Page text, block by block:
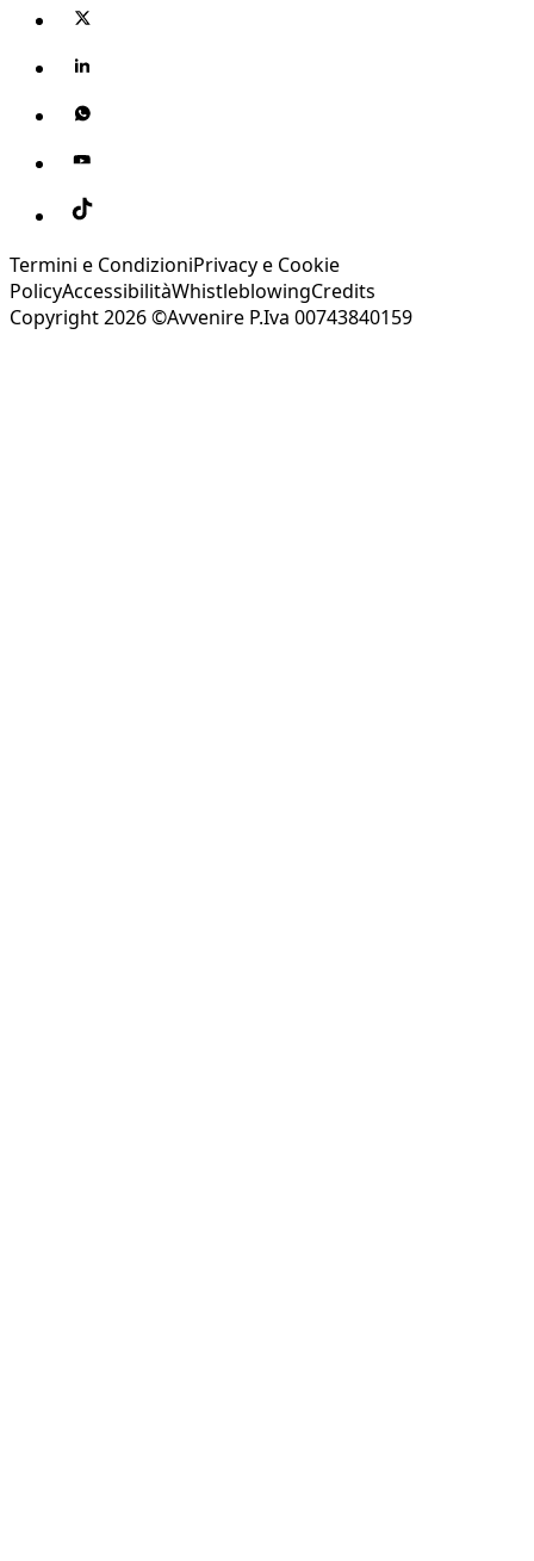
Termini e CondizioniPrivacy e Cookie
PolicyAccessibilitàWhistleblowingCredits
Copyright 2026 ©Avvenire P.Iva 00743840159